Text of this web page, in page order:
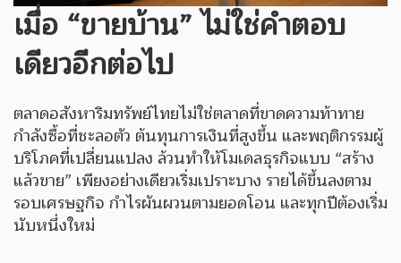
เมื่อ “ขายบ้าน” ไม่ใช่คำตอบ
เดียวอีกต่อไป
ตลาดอสังหาริมทรัพย์ไทยไม่ใช่ตลาดที่ขาดความท้าทาย
กำลังซื้อที่ชะลอตัว ต้นทุนการเงินที่สูงขึ้น และพฤติกรรมผู้
บริโภคที่เปลี่ยนแปลง ล้วนทำให้โมเดลธุรกิจแบบ “สร้าง
แล้วขาย” เพียงอย่างเดียวเริ่มเปราะบาง รายได้ขึ้นลงตาม
รอบเศรษฐกิจ กำไรผันผวนตามยอดโอน และทุกปีต้องเริ่ม
นับหนึ่งใหม่